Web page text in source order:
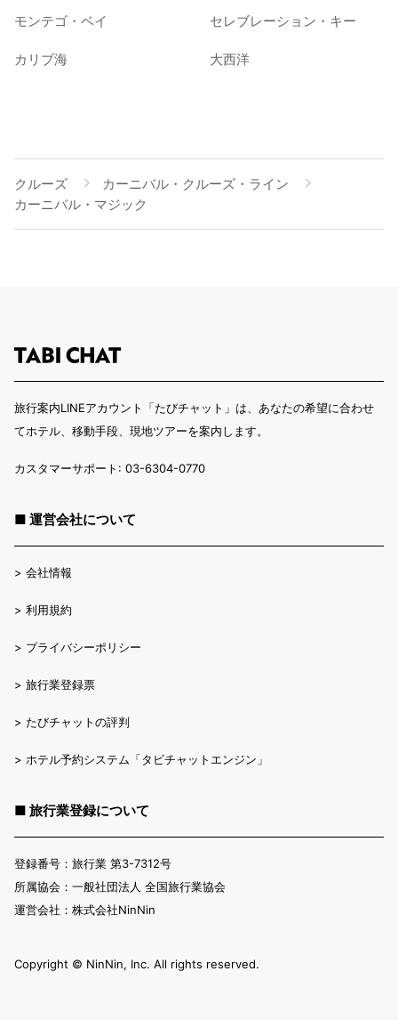
モンテゴ・ベイ セレブレーション・キー
カリブ海 大西洋
クルーズ
カーニバル・クルーズ・ライン
カーニバル・マジック
旅行案内LINEアカウント「たびチャット」は、あなたの希望に合わせ
てホテル、移動手段、現地ツアーを案内します。
カスタマーサポート: 03-6304-0770
■ 運営会社について
> 会社情報
> 利用規約
> プライバシーポリシー
> 旅行業登録票
> たびチャットの評判
> ホテル予約システム「タビチャットエンジン」
■ 旅行業登録について
登録番号：旅行業 第3-7312号
所属協会：一般社団法人 全国旅行業協会
運営会社：株式会社NinNin
Copyright ©︎ NinNin, Inc. All rights reserved.